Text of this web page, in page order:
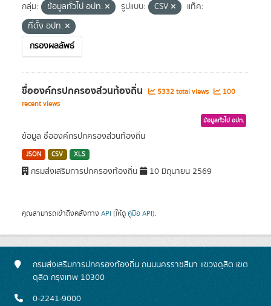
กลุ่ม: ข้อมูลทั่วไป อปท. รูปแบบ: CSV
แท็ค:
ที่ตั้ง อปท.
กรองผลลัพธ์
ชื่อองค์กรปกครองส่วนท้องถิ่น 5332 total views
100
recent views
ข้อมูลทั่วไป อปท.
ข้อมูล ชื่อองค์กรปกครองส่วนท้องถิ่น
JSON CSV XLS
กรมส่งเสริมการปกครองท้องถิ่น 10 มิถุนายน 2569
คุณสามารถเข้าถึงคลังทาง API (ให้ดู คู่มือ API).
กรมส่งเสริมการปกครองท้องถิ่น ถนนนครราชสีมา แขวงดุสิต เขต
ดุสิต กรุงเทพ 10300
0-2241-9000